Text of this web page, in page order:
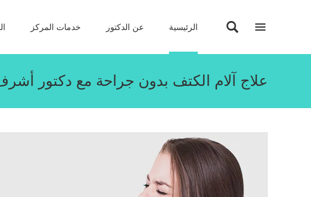
الرئيسية عن الدكتور خدمات المركز
علاج آلام الكتف بدون جراحة مع دكتور